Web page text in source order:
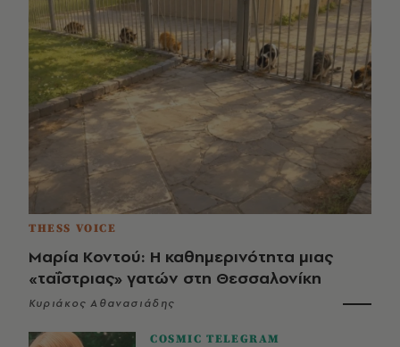
THESS VOICE
Μαρία Κοντού: Η καθημερινότητα μιας
«ταΐστριας» γατών στη Θεσσαλονίκη
Κυριάκος Αθανασιάδης
COSMIC TELEGRAM